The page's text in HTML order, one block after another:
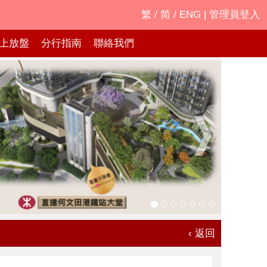
繁 / 简 / ENG | 管理員登入
放盤 分行指南 聯絡我們
‹ 返回